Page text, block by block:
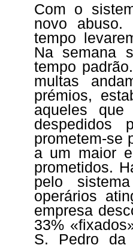
Com o
novo abuso.
tempo
Na semana
tempo
multas
prémios,
aqueles
despedidos
prometem-se
a um maior
prometidos.
pelo
operários
empresa
33%
S. Pedro da